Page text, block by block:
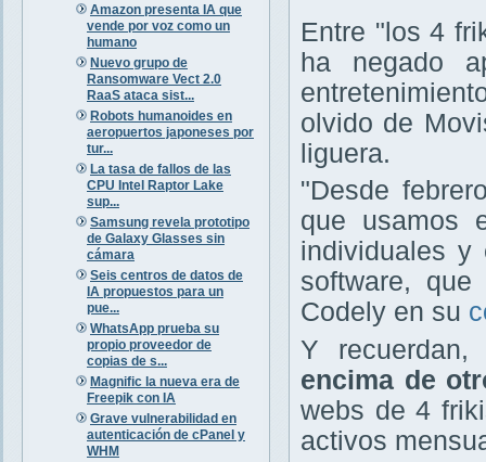
Amazon presenta IA que
vende por voz como un
humano
Nuevo grupo de
Ransomware Vect 2.0
RaaS ataca sist...
Robots humanoides en
aeropuertos japoneses por
tur...
La tasa de fallos de las
CPU Intel Raptor Lake
sup...
Samsung revela prototipo
de Galaxy Glasses sin
cámara
Seis centros de datos de
IA propuestos para un
pue...
WhatsApp prueba su
propio proveedor de
copias de s...
Magnific la nueva era de
Freepik con IA
Grave vulnerabilidad en
autenticación de cPanel y
WHM
Entre "los 4
ha negado
olvido de
liguera.
"Desde
que usamos
individuales y
software,
Codely en su
Y
encima de
webs de 4
activos